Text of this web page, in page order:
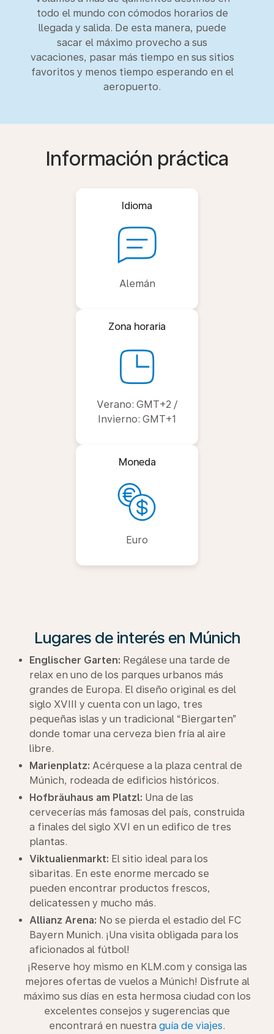
todo el mundo con cómodos horarios de
llegada y salida. De esta manera, puede
sacar el máximo provecho a sus
vacaciones, pasar más tiempo en sus sitios
favoritos y menos tiempo esperando en el
aeropuerto.
Información práctica
Idioma
Alemán
Zona horaria
Verano: GMT+2 /
Invierno: GMT+1
Moneda
Euro
Lugares de interés en Múnich
Englischer Garten: Regálese una tarde de
relax en uno de los parques urbanos más
grandes de Europa. El diseño original es del
siglo XVIII y cuenta con un lago, tres
pequeñas islas y un tradicional “Biergarten”
donde tomar una cerveza bien fría al aire
libre.
Marienplatz: Acérquese a la plaza central de
Múnich, rodeada de edificios históricos.
Hofbräuhaus am Platzl: Una de las
cervecerías más famosas del país, construida
a finales del siglo XVI en un edifico de tres
plantas.
Viktualienmarkt: El sitio ideal para los
sibaritas. En este enorme mercado se
pueden encontrar productos frescos,
delicatessen y mucho más.
Allianz Arena: No se pierda el estadio del FC
Bayern Munich. ¡Una visita obligada para los
aficionados al fútbol!
¡Reserve hoy mismo en KLM.com y consiga las
mejores ofertas de vuelos a Múnich! Disfrute al
máximo sus días en esta hermosa ciudad con los
excelentes consejos y sugerencias que
encontrará en nuestra guía de viajes.